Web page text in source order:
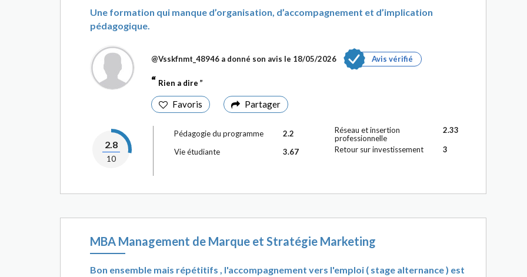
Une formation qui manque d’organisation, d’accompagnement et d’implication
pédagogique.
@Vsskfnmt_48946 a donné son avis le 18/05/2026 Avis vérifié
Rien a dire
Favoris Partager
2.8
10
Pédagogie du programme
2.2
Vie étudiante
3.67
Réseau et insertion
professionnelle
2.33
Retour sur investissement 3
MBA Management de Marque et Stratégie Marketing
Bon ensemble mais répétitifs , l'accompagnement vers l'emploi ( stage alternance ) est